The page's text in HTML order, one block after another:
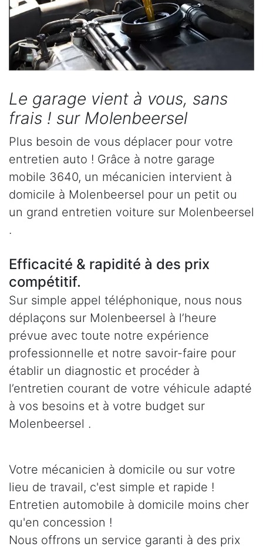
Le garage vient à vous, sans
frais ! sur Molenbeersel
Plus besoin de vous déplacer pour votre
entretien auto ! Grâce à notre garage
mobile 3640, un mécanicien intervient à
domicile à Molenbeersel pour un petit ou
un grand entretien voiture sur Molenbeersel
.
Efficacité & rapidité à des prix
compétitif.
Sur simple appel téléphonique, nous nous
déplaçons sur Molenbeersel à l’heure
prévue avec toute notre expérience
professionnelle et notre savoir-faire pour
établir un diagnostic et procéder à
l’entretien courant de votre véhicule adapté
à vos besoins et à votre budget sur
Molenbeersel .
Votre mécanicien à domicile ou sur votre
lieu de travail, c'est simple et rapide !
Entretien automobile à domicile moins cher
qu'en concession !
Nous offrons un service garanti à des prix